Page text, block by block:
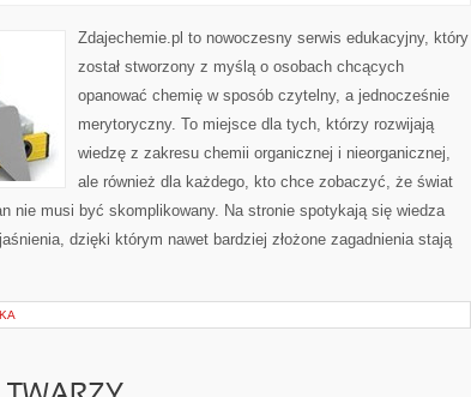
Zdajechemie.pl to nowoczesny serwis edukacyjny, który
został stworzony z myślą o osobach chcących
opanować chemię w sposób czytelny, a jednocześnie
merytoryczny. To miejsce dla tych, którzy rozwijają
wiedzę z zakresu chemii organicznej i nieorganicznej,
ale również dla każdego, kto chce zobaczyć, że świat
nie musi być skomplikowany. Na stronie spotykają się wiedza
dzięki którym nawet bardziej złożone zagadnienia stają